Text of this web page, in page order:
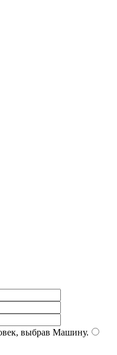
выбрав Машину.